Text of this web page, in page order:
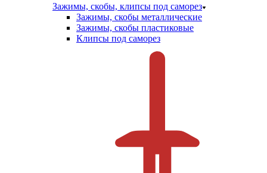
Зажимы, скобы, клипсы под саморез
Зажимы, скобы металлические
Зажимы, скобы пластиковые
Клипсы под саморез